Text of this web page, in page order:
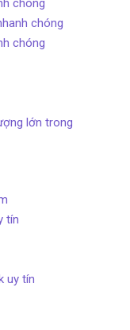
chóng
chóng
chóng
lớn trong
tín
uy tín